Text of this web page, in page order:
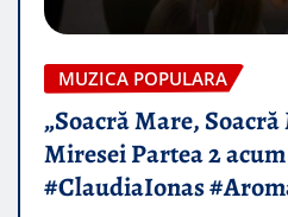
MUZICA POPULARA
„Soacră Mare,
Miresei Partea 2
#ClaudiaIonas